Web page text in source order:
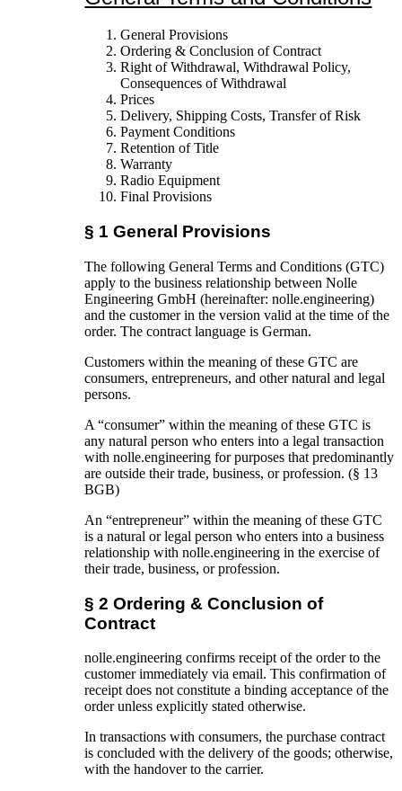
General Provisions
Ordering & Conclusion of Contract
Right of Withdrawal, Withdrawal Policy,
Consequences of Withdrawal
Prices
Delivery, Shipping Costs, Transfer of Risk
Payment Conditions
Retention of Title
Warranty
Radio Equipment
Final Provisions
§ 1 General Provisions
The following General Terms and Conditions (GTC)
apply to the business relationship between Nolle
Engineering GmbH (hereinafter: nolle.engineering)
and the customer in the version valid at the time of the
order. The contract language is German.
Customers within the meaning of these GTC are
consumers, entrepreneurs, and other natural and legal
persons.
A “consumer” within the meaning of these GTC is
any natural person who enters into a legal transaction
with nolle.engineering for purposes that predominantly
are outside their trade, business, or profession. (§ 13
BGB)
An “entrepreneur” within the meaning of these GTC
is a natural or legal person who enters into a business
relationship with nolle.engineering in the exercise of
their trade, business, or profession.
§ 2 Ordering & Conclusion of
Contract
nolle.engineering confirms receipt of the order to the
customer immediately via email. This confirmation of
receipt does not constitute a binding acceptance of the
order unless explicitly stated otherwise.
In transactions with consumers, the purchase contract
is concluded with the delivery of the goods; otherwise,
with the handover to the carrier.